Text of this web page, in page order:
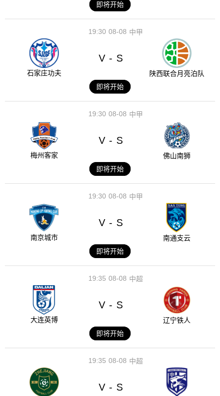
即将开始
08-08
19:30 中甲
石家庄功夫
V - S
陕西联合月亮泊队
即将开始
08-08
19:30 中甲
梅州客家
V - S
佛山南狮
即将开始
08-08
19:30 中甲
南京城市
V - S
南通支云
即将开始
08-08
19:35 中超
大连英博
V - S
辽宁铁人
即将开始
08-08
19:35 中超
V - S